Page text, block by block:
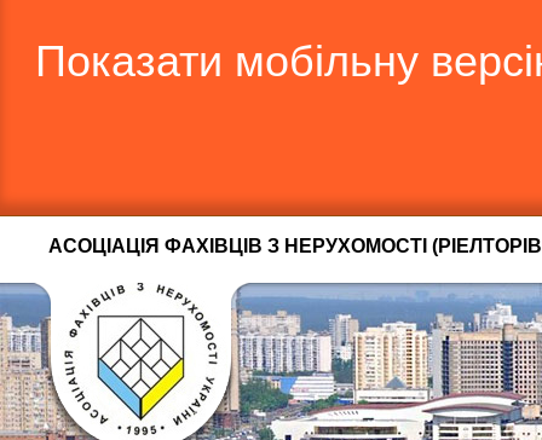
Показати мобільну
АСОЦІАЦІЯ ФАХІВЦІВ З НЕРУХОМОСТІ